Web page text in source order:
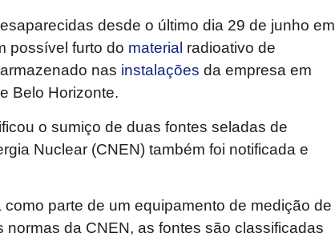
desde o último dia 29 de junho em
possível furto do material radioativo de
nas instalações da empresa em
Belo Horizonte.
o sumiço de duas fontes seladas de
Nuclear (CNEN) também foi notificada e
parte de um equipamento de medição de
da CNEN, as fontes são classificadas